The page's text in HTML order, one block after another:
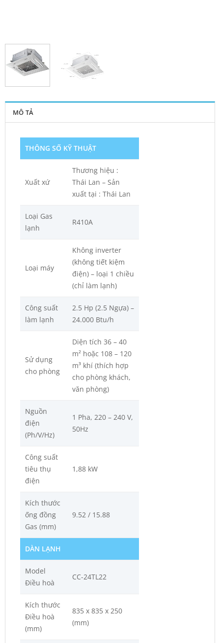
MÔ TẢ
THÔNG SỐ KỸ THUẬT
Xuất xứ
Thương hiệu :
Thái Lan – Sản
xuất tại : Thái Lan
Loại Gas
lạnh
R410A
Loại máy
Không inverter
(không tiết kiệm
điện) – loại 1 chiều
(chỉ làm lạnh)
Công suất
làm lạnh
2.5 Hp (2.5 Ngựa) –
24.000 Btu/h
Sử dụng
cho phòng
Diện tích 36 – 40
m² hoặc 108 – 120
m³ khí (thích hợp
cho phòng khách,
văn phòng)
Nguồn
điện
(Ph/V/Hz)
1 Pha, 220 – 240 V,
50Hz
Công suất
tiêu thụ
điện
1,88 kW
Kích thước
ống đồng
Gas (mm)
9.52 / 15.88
DÀN LẠNH
Model
Điều hoà
CC-24TL22
Kích thước
Điều hoà
(mm)
835 x 835 x 250
(mm)